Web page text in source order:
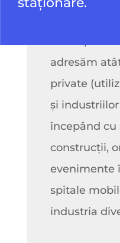
Cu o
adresăm
private
și
începând cu
construcții,
evenimente
spitale
industria